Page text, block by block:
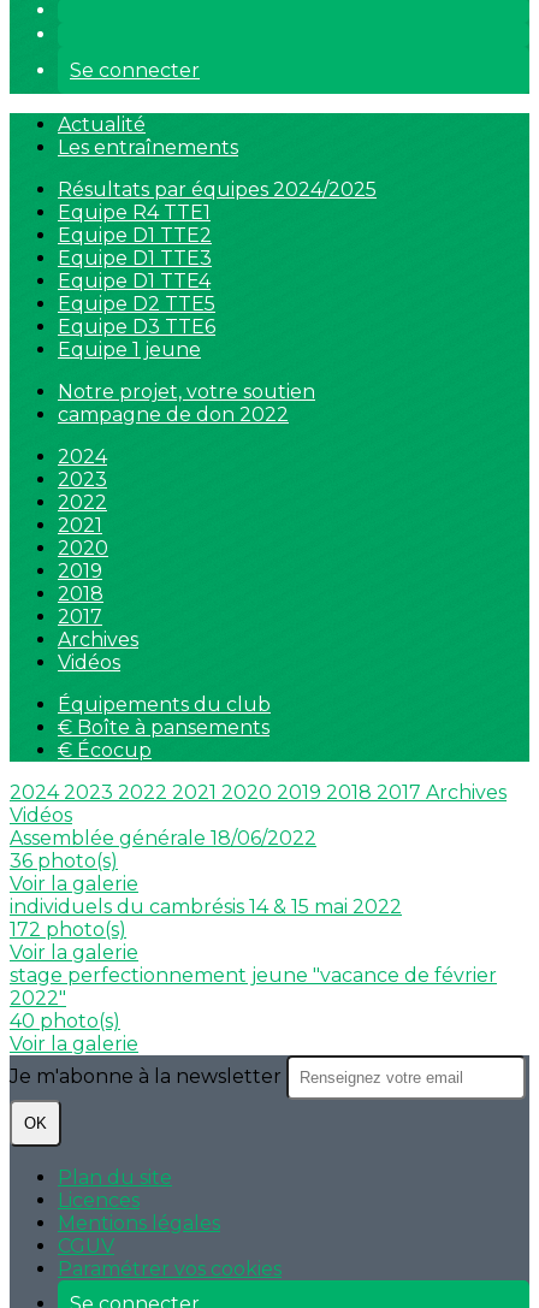
Se connecter
Actualité
Les entraînements
Résultats par équipes 2024/2025
Equipe R4 TTE1
Equipe D1 TTE2
Equipe D1 TTE3
Equipe D1 TTE4
Equipe D2 TTE5
Equipe D3 TTE6
Equipe 1 jeune
Notre projet, votre soutien
campagne de don 2022
2024
2023
2022
2021
2020
2019
2018
2017
Archives
Vidéos
Équipements du club
€ Boîte à pansements
€ Écocup
20242023 2022 2021 2020 2019 2018 2017 Archives
Vidéos
Assemblée générale 18/06/2022
36 photo(s)
Voir la galerie
individuels du cambrésis 14 & 15 mai 2022
172 photo(s)
Voir la galerie
stage perfectionnement jeune "vacance de février
2022"
40 photo(s)
Voir la galerie
Je m'abonne à la newsletter
OK
Plan du site
Licences
Mentions légales
CGUV
Paramétrer vos cookies